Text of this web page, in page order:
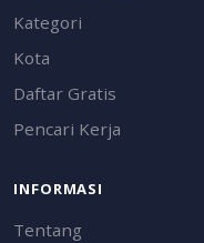
Kategori
Kota
Daftar Gratis
Pencari Kerja
INFORMASI
Tentang